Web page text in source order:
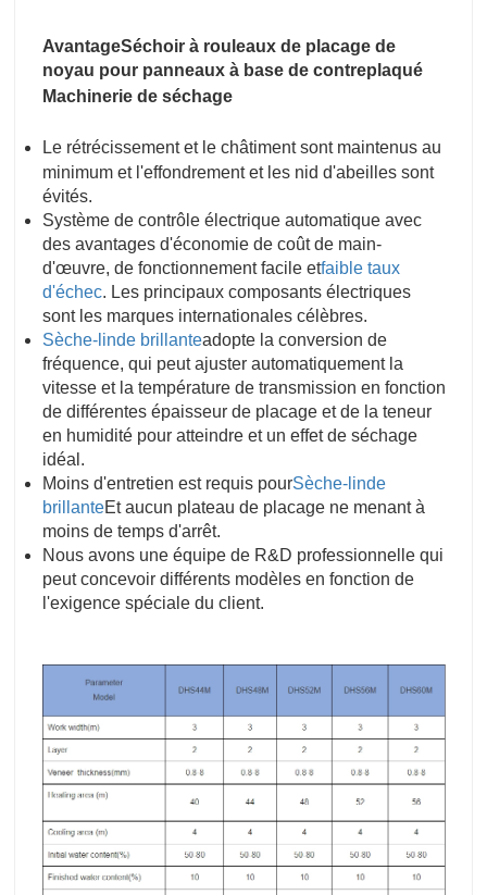
AvantageSéchoir à rouleaux de placage de
noyau pour panneaux à base de contreplaqué
Machinerie de séchage
Le rétrécissement et le châtiment sont maintenus au
minimum et l'effondrement et les nid d'abeilles sont
évités.
Système de contrôle électrique automatique avec
des avantages d'économie de coût de main-
d'œuvre, de fonctionnement facile etfaible taux
d'échec. Les principaux composants électriques
sont les marques internationales célèbres.
Sèche-linde brillanteadopte la conversion de
fréquence, qui peut ajuster automatiquement la
vitesse et la température de transmission en fonction
de différentes épaisseur de placage et de la teneur
en humidité pour atteindre et un effet de séchage
idéal.
Moins d'entretien est requis pourSèche-linde
brillanteEt aucun plateau de placage ne menant à
moins de temps d'arrêt.
Nous avons une équipe de R&D professionnelle qui
peut concevoir différents modèles en fonction de
l'exigence spéciale du client.